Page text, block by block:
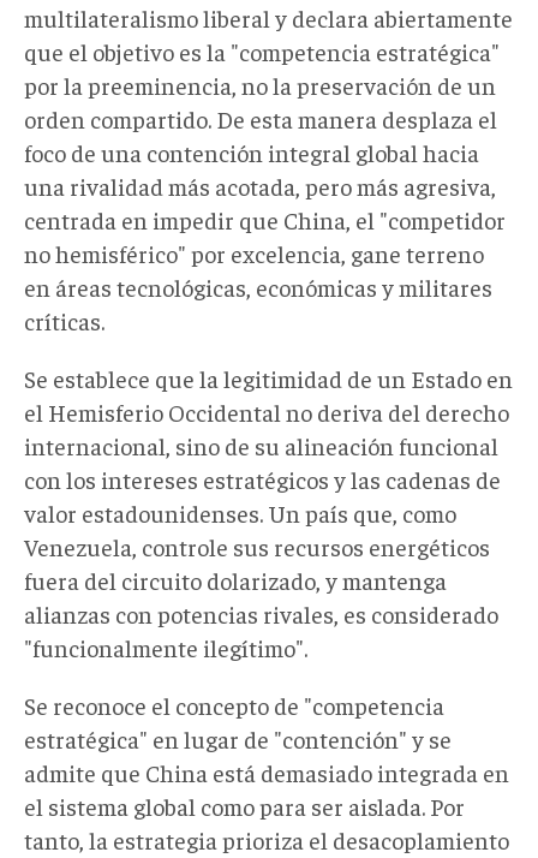
multilateralismo liberal y declara abiertamente
que el objetivo es la "competencia estratégica"
por la preeminencia, no la preservación de un
orden compartido. De esta manera desplaza el
foco de una contención integral global hacia
una rivalidad más acotada, pero más agresiva,
centrada en impedir que China, el "competidor
no hemisférico" por excelencia, gane terreno
en áreas tecnológicas, económicas y militares
críticas.
Se establece que la legitimidad de un Estado en
el Hemisferio Occidental no deriva del derecho
internacional, sino de su alineación funcional
con los intereses estratégicos y las cadenas de
valor estadounidenses. Un país que, como
Venezuela, controle sus recursos energéticos
fuera del circuito dolarizado, y mantenga
alianzas con potencias rivales, es considerado
"funcionalmente ilegítimo".
Se reconoce el concepto de "competencia
estratégica" en lugar de "contención" y se
admite que China está demasiado integrada en
el sistema global como para ser aislada. Por
tanto, la estrategia prioriza el desacoplamiento